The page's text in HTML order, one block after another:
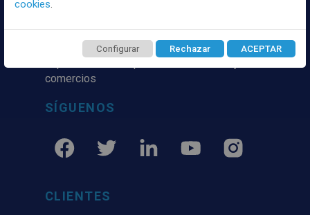
mercado, marcas tanto nacionales como
internacionales. Más de 25 años de
comercios
SÍGUENOS
CLIENTES
cookies
Configurar Rechazar ACEPTAR